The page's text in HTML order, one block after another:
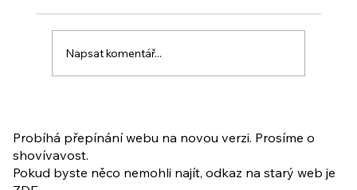
ukázkové lekce
Napsat komentář...
Probíhá přepínání webu na novou verzi. Prosíme o
shovívavost.
Pokud byste něco nemohli najít, odkaz na starý web je